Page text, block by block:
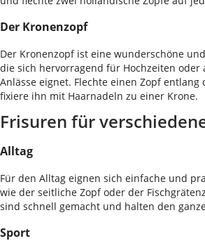
Der Kronenzopf
Der Kronenzopf ist eine wunderschöne
die sich hervorragend für Hochzeiten oder
Anlässe eignet. Flechte einen Zopf entlang
fixiere ihn mit Haarnadeln zu einer Krone.
Frisuren für
Alltag
Für den Alltag eignen sich einfache und
wie der seitliche Zopf oder der
sind schnell gemacht und halten den
Sport